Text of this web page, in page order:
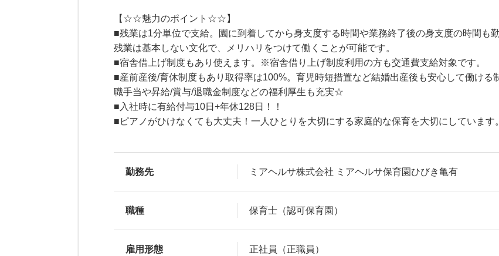
【☆☆魅力のポイント☆☆】
■残業は1分単位で支給。園に到着してから身支度する時間や業務終了後の身支度の時間も
残業は基本しない文化で、メリハリをつけて働くことが可能です。
■宿舎借上げ制度もあり使えます。※宿舎借り上げ制度利用の方も交通費支給対象です。
■産前産後/育休制度もあり取得率は100%。育児時短措置など結婚出産後も安心して働ける
職手当や昇給/賞与/退職金制度などの福利厚生も充実☆
■入社時に有給付与10日+年休128日！！
■ピアノがひけなくても大丈夫！一人ひとりを大切にする家庭的な保育を大切にしています。
勤務先 ミアヘルサ株式会社 ミアヘルサ保育園ひびき亀有
職種 保育士（認可保育園）
雇用形態 正社員（正職員）